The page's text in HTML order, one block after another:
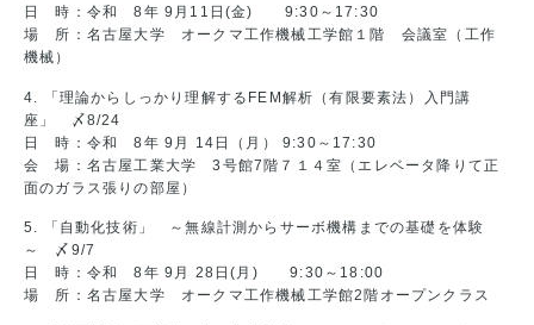
日 時：令和 8年 9月11日(金) 9:30～17:30
場 所：名古屋大学 オークマ工作機械工学館１階 会議室（工作
機械）
4. 「理論からしっかり理解するFEM解析（有限要素法）入門講
座」 〆8/24
日 時：令和 8年 9月 14日（月） 9:30～17:30
会 場：名古屋工業大学 3号館7階７１４室（エレベータ降りて正
面のガラス張りの部屋）
5. 「自動化技術」 ～無線計測からサーボ機構までの基礎を体験
～ 〆9/7
日 時：令和 8年 9月 28日(月) 9:30～18:00
場 所：名古屋大学 オークマ工作機械工学館2階オープンクラス